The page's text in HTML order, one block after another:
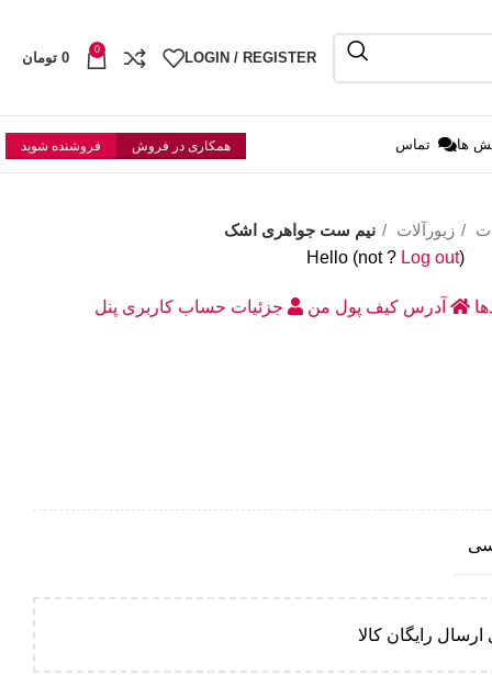
LOGIN / REGISTER
0
0 تومان
ها تماس همکاری در فروش فروشنده شوید
زیورآلات
نیم ست جواهری اشک
Hello (not? Log out)
آدرس کیف پول من جزئیات حساب کاربری پنل
رایگان کالا